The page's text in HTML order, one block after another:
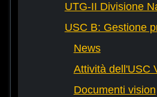
UTG-II Divisione
USC B: Gestione
News
Attività dell'USC
Documenti vision